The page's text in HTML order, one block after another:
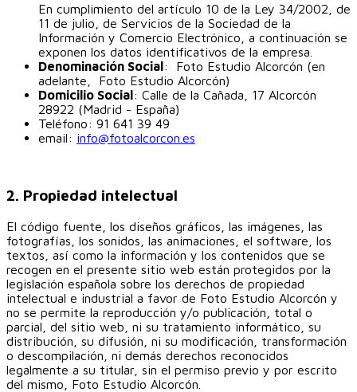
En cumplimiento del artículo 10 de la Ley 34/2002, de
11 de julio, de Servicios de la Sociedad de la
Información y Comercio Electrónico, a continuación se
exponen los datos identificativos de la empresa.
Denominación Social: Foto Estudio Alcorcón (en
adelante, Foto Estudio Alcorcón)
Domicilio Social: Calle de la Cañada, 17 Alcorcón
28922 (Madrid - España)
Teléfono: 91 641 39 49
email: info@fotoalcorcon.es
2. Propiedad intelectual
El código fuente, los diseños gráficos, las imágenes, las
fotografías, los sonidos, las animaciones, el software, los
textos, así como la información y los contenidos que se
recogen en el presente sitio web están protegidos por la
legislación española sobre los derechos de propiedad
intelectual e industrial a favor de Foto Estudio Alcorcón y
no se permite la reproducción y/o publicación, total o
parcial, del sitio web, ni su tratamiento informático, su
distribución, su difusión, ni su modificación, transformación
o descompilación, ni demás derechos reconocidos
legalmente a su titular, sin el permiso previo y por escrito
del mismo, Foto Estudio Alcorcón.